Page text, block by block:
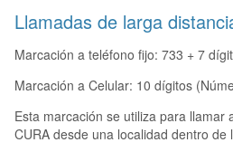
Llamadas de larga
Marcación a teléfono fijo: 733 + 7
Marcación a Celular: 10 dígitos
Esta marcación se utiliza para llamar
CURA desde una localidad dentro de